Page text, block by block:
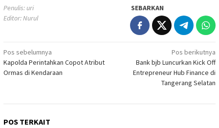
Penulis: uri
Editor: Nurul
SEBARKAN
Navigasi
pos
Pos sebelumnya
Kapolda Perintahkan Copot Atribut
Ormas di Kendaraan
Pos berikutnya
Bank bjb Luncurkan Kick Off
Entrepreneur Hub Finance di
Tangerang Selatan
POS TERKAIT